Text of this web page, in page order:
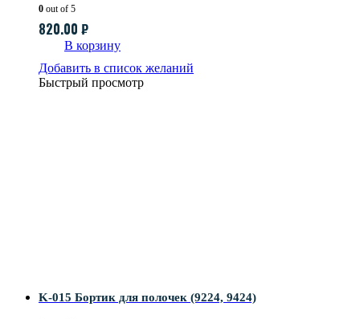
0 out of 5
820.00 ₽
В корзину
Добавить в список желаний
Быстрый просмотр
K-015 Бортик для полочек (9224, 9424)